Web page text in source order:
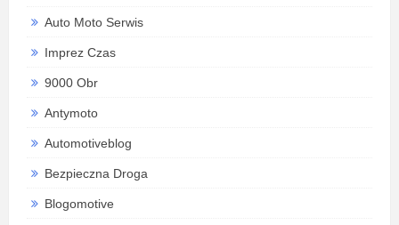
Auto Moto Serwis
Imprez Czas
9000 Obr
Antymoto
Automotiveblog
Bezpieczna Droga
Blogomotive